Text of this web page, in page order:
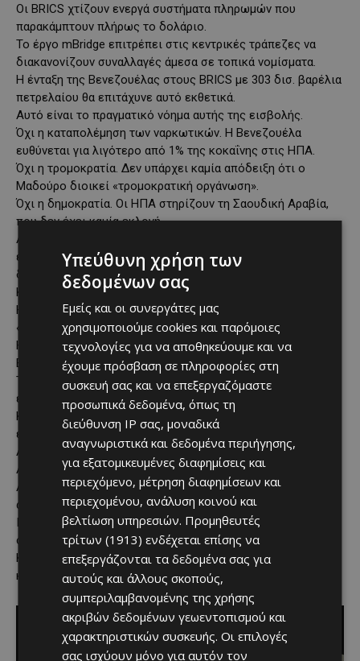
Οι BRICS χτίζουν ενεργά συστήματα πληρωμών που
παρακάμπτουν πλήρως το δολάριο.
Το έργο mBridge επιτρέπει στις κεντρικές τράπεζες να
διακανονίζουν συναλλαγές άμεσα σε τοπικά νομίσματα.
Η ένταξη της Βενεζουέλας στους BRICS με 303 δισ. βαρέλια
πετρελαίου θα επιτάχυνε αυτό εκθετικά.
Αυτό είναι το πραγματικό νόημα αυτής της εισβολής.
Όχι η καταπολέμηση των ναρκωτικών. Η Βενεζουέλα
ευθύνεται για λιγότερο από 1% της κοκαΐνης στις ΗΠΑ.
Όχι η τρομοκρατία. Δεν υπάρχει καμία απόδειξη ότι ο
Μαδούρο διοικεί «τρομοκρατική οργάνωση».
Όχι η δημοκρατία. Οι ΗΠΑ στηρίζουν τη Σαουδική Αραβία,
που δεν έχει καμία εκλογή.
Αυτό αφορά τη διατήρηση μιας 50χρονης συμφωνίας που
επιτρέπει στην Αμερική να τυπώνει χρήμα, ενώ ο κόσμος
δουλεύει γι’ αυτό.
Και οι συνέπειες είναι τρομακτικές:
Η Ρωσία, η Κίνα και το Ιράν ήδη το καταγγέλλουν ως
«ένοπλη επιθετικότητα».
Η Κίνα είναι ο μεγαλύτερος πελάτης πετρελαίου της
Βενεζουέλας. Χάνει δισεκατομμύρια.
Τα κράτη των BRICS βλέπουν μια χώρα να εισβάλλεται
επειδή εμπορεύεται εκτός δολαρίου.
Κάθε χώρα που σκέφτεται την αποδολαριοποίηση μόλις
έλαβε το μήνυμα:
Αμφισβήτησε το δολάριο και θα σε βομβαρδίσουμε.
Αλλά εδώ είναι το πρόβλημα…
Αυτό το μήνυμα μπορεί να επιταχύνει την
αποδολαριοποίηση, όχι να τη σταματήσει.
Γιατί τώρα κάθε χώρα του Παγκόσμιου Νότου ξέρει τι
συμβαίνει αν απειλήσεις τη δολαριακή ηγεμονία.
Και συνειδητοποιούν ότι η μόνη προστασία είναι να
κινηθούν ΠΙΟ ΓΡΗΓΟΡΑ.
Υπεύθυνη χρήση των
δεδομένων σας
Εμείς και οι συνεργάτες μας
χρησιμοποιούμε cookies και παρόμοιες
τεχνολογίες για να αποθηκεύουμε και να
έχουμε πρόσβαση σε πληροφορίες στη
συσκευή σας και να επεξεργαζόμαστε
προσωπικά δεδομένα, όπως τη
διεύθυνση IP σας, μοναδικά
αναγνωριστικά και δεδομένα περιήγησης,
για εξατομικευμένες διαφημίσεις και
περιεχόμενο, μέτρηση διαφημίσεων και
περιεχομένου, ανάλυση κοινού και
βελτίωση υπηρεσιών. Προμηθευτές
τρίτων (1913) ενδέχεται επίσης να
επεξεργάζονται τα δεδομένα σας για
αυτούς και άλλους σκοπούς,
συμπεριλαμβανομένης της χρήσης
ακριβών δεδομένων γεωεντοπισμού και
χαρακτηριστικών συσκευής. Οι επιλογές
σας ισχύουν μόνο για αυτόν τον